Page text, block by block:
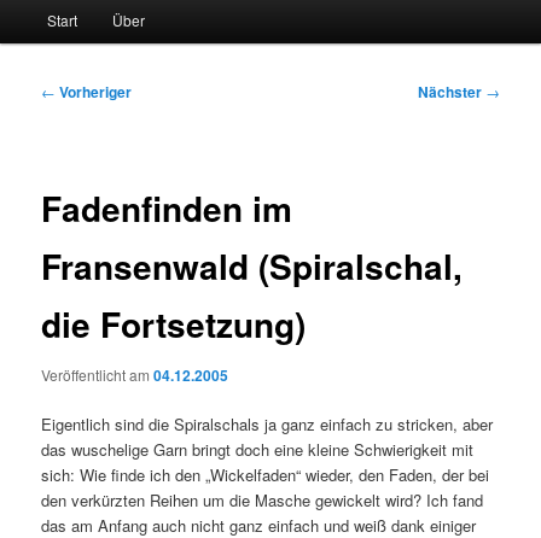
Start Über
Beitragsnavigation
← Vorheriger Nächster →
Fadenfinden im
Fransenwald (Spiralschal,
die Fortsetzung)
Veröffentlicht am04.12.2005
Eigentlich sind die Spiralschals ja ganz einfach zu stricken, aber
das wuschelige Garn bringt doch eine kleine Schwierigkeit mit
sich: Wie finde ich den „Wickelfaden“ wieder, den Faden, der bei
den verkürzten Reihen um die Masche gewickelt wird? Ich fand
das am Anfang auch nicht ganz einfach und weiß dank einiger